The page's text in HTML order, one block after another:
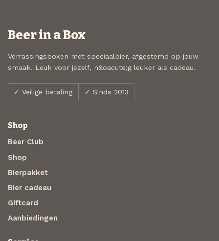
Beer in a Box
Verrassingsboxen met speciaalbier, afgestemd op jouw
smaak. Leuk voor jezelf, n&oacute;g leuker als cadeau.
✓ Veilige betaling ✓ Sinds 2013
Shop
Beer Club
Shop
Bierpakket
Bier cadeau
Giftcard
Aanbiedingen